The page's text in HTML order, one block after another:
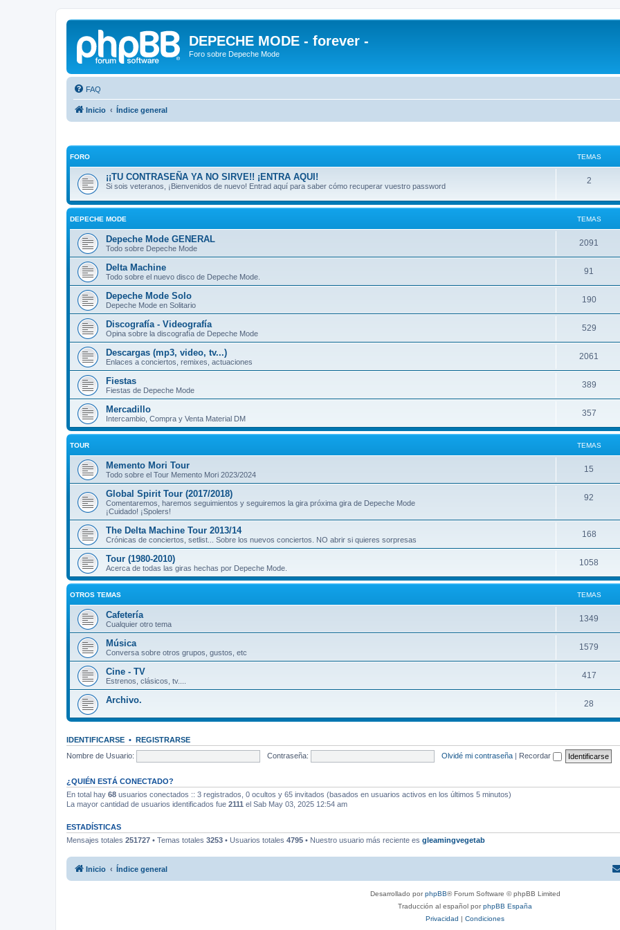
DEPECHE MODE - forever -
Foro sobre Depeche Mode
FAQ
Inicio Índice general
FORO TEMAS
¡¡TU CONTRASEÑA YA NO SIRVE!! ¡ENTRA AQUI!
Si sois veteranos, ¡Bienvenidos de nuevo! Entrad aquí para saber cómo recuperar vuestro password
2
DEPECHE MODE TEMAS
Depeche Mode GENERAL
Todo sobre Depeche Mode
2091
Delta Machine
Todo sobre el nuevo disco de Depeche Mode.
91
Depeche Mode Solo
Depeche Mode en Solitario
190
Discografía - Videografía
Opina sobre la discografía de Depeche Mode
529
Descargas (mp3, video, tv...)
Enlaces a conciertos, remixes, actuaciones
2061
Fiestas
Fiestas de Depeche Mode
389
Mercadillo
Intercambio, Compra y Venta Material DM
357
TOUR TEMAS
Memento Mori Tour
Todo sobre el Tour Memento Mori 2023/2024
15
Global Spirit Tour (2017/2018)
Comentaremos, haremos seguimientos y seguiremos la gira próxima gira de Depeche Mode
¡Cuidado! ¡Spolers!
92
The Delta Machine Tour 2013/14
Crónicas de conciertos, setlist... Sobre los nuevos conciertos. NO abrir si quieres sorpresas
168
Tour (1980-2010)
Acerca de todas las giras hechas por Depeche Mode.
1058
OTROS TEMAS TEMAS
Cafetería
Cualquier otro tema
1349
Música
Conversa sobre otros grupos, gustos, etc
1579
Cine - TV
Estrenos, clásicos, tv....
417
Archivo. 28
IDENTIFICARSE • REGISTRARSE
Nombre de Usuario:
Contraseña: Olvidé mi contraseña | Recordar
¿QUIÉN ESTÁ CONECTADO?
En total hay 68 usuarios conectados :: 3 registrados, 0 ocultos y 65 invitados (basados en usuarios activos en los últimos 5 minutos)
La mayor cantidad de usuarios identificados fue 2111 el Sab May 03, 2025 12:54 am
ESTADÍSTICAS
Mensajes totales 251727 • Temas totales 3253 • Usuarios totales 4795 • Nuestro usuario más reciente es gleamingvegetab
Inicio Índice general
Desarrollado porphpBB® Forum Software © phpBB Limited
Traducción al español porphpBB España
Privacidad | Condiciones